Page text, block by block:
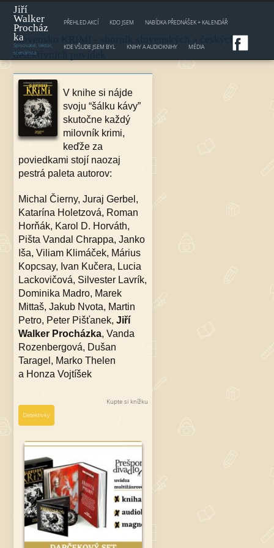
Jiří
Walker
Procház
ka
Spisovatel, lektor,
scenárista
PŘEHLED AKCÍ KDO JSEM NABÍDKA PŘEDNÁŠEK + KALENDÁŘ
KDE VŠUDE JSEM BYL KNIHY A AUDIOKNIHY MÉDIA
Slovensko KRIMI - sborník slovenských a českých
detektivních povídek
V knihe si nájde
svoju “šálku kávy”
skutočne každý
milovník krimi,
keďže za
poviedkami stojí naozaj
pestrá paleta autorov:
Michal Čierny, Juraj Gerbel,
Katarína Holetzová, Roman
Horňák, Karol D. Horváth,
Pišta Vandal Chrappa, Janko
Iša, Viliam Klimáček, Márius
Kopcsay, Ivan Kučera, Lucia
Lackovičová, Silvester Lavrík,
Dominika Madro, Marek
Mittaš, Jakub Nvota, Martin
Petro, Peter Pišťanek, Jiří
Walker Procházka, Vanda
Rozenbergová, Dušan
Taragel, Marko Thelen
a Honza Vojtíšek
Detektivky
Kupte si knížku